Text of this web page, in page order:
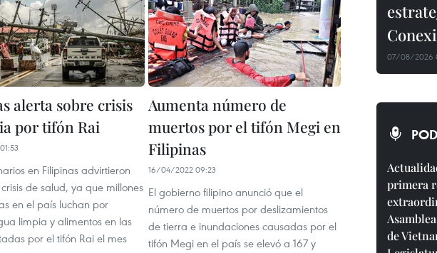
alerta sobre crisis
por tifón Rai
en Filipinas advirtieron
de salud, ya que millones
en el país luchan por
limpia y alimentos en las
por el tifón Rai el mes
Aumenta número de
muertos por el tifón Megi en
Filipinas
16/04/2022 09:23
El gobierno filipino anunció que el
número de muertos por deslizamientos
de tierra e inundaciones causadas por el
tifón Megi en el país se elevó a 167 y
07/08/2026
primera
de